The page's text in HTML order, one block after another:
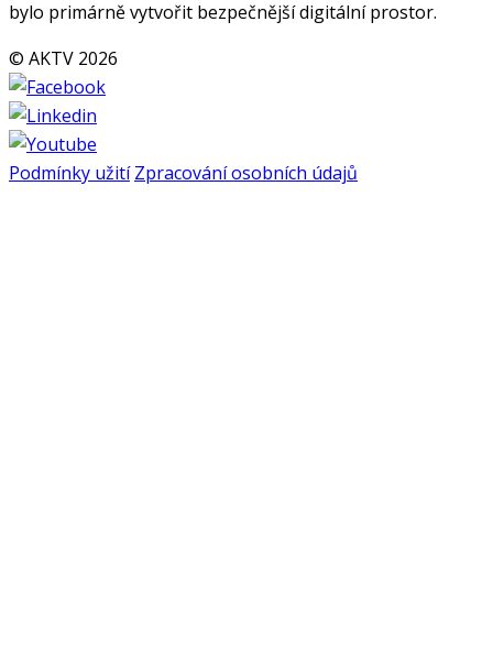
bylo primárně vytvořit bezpečnější digitální prostor.
© AKTV 2026
Podmínky užití Zpracování osobních údajů